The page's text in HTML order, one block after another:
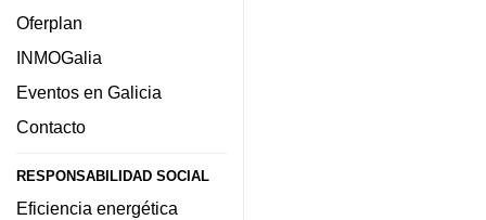
Oferplan
INMOGalia
Eventos en Galicia
Contacto
RESPONSABILIDAD SOCIAL
Eficiencia energética